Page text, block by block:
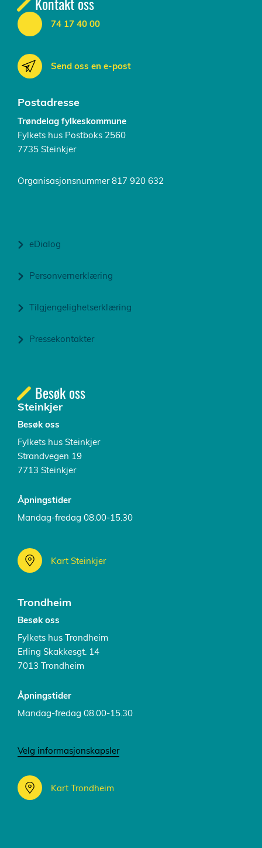
74 17 40 00
Send oss en e-post
Postadresse
Trøndelag fylkeskommune
Fylkets hus Postboks 2560
7735 Steinkjer
Organisasjonsnummer 817 920 632
eDialog
Personvernerklæring
Tilgjengelighetserklæring
Pressekontakter
Besøk oss
Steinkjer
Besøk oss
Fylkets hus Steinkjer
Strandvegen 19
7713 Steinkjer
Åpningstider
Mandag-fredag 08.00-15.30
Kart Steinkjer
Trondheim
Besøk oss
Fylkets hus Trondheim
Erling Skakkesgt. 14
7013 Trondheim
Åpningstider
Mandag-fredag 08.00-15.30
Velg informasjonskapsler
Kart Trondheim